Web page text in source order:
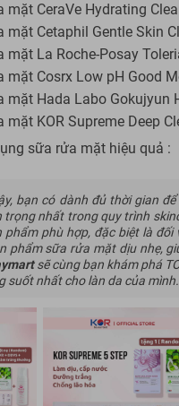
mặt CeraVe Hydrating
mặt Cetaphil Gentle Skin
mặt La Roche-Posay
mặt Cosrx Low pH Good
mặt Hada Labo Gokujyun
mặt KOR Supreme Deep
sữa rửa mặt hiệu quả :
bạn có dành đủ thời gian
trọng nhất trong quy trình
phẩm phù hợp, đặc biệt là
phẩm sữa rửa mặt dịu nhẹ,
sẽ cùng bạn khám phá
suốt nhất cho làn da của mình.